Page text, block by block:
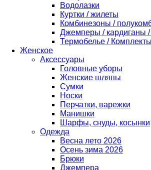
Водолазки
Куртки / жилеты
Комбинезоны /
Джемперы / кардиганы /
Термобелье / Комплекты
Женское
Аксессуары
Головные уборы
Женские шляпы
Сумки
Носки
Перчатки, варежки
Манишки
Шарфы, снуды, косынки
Одежда
Весна лето 2026
Осень зима 2026
Брюки
Джемпера